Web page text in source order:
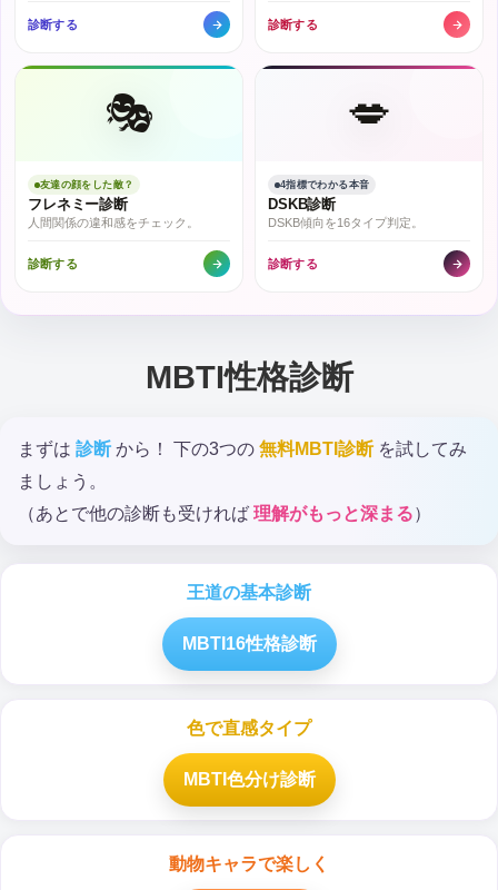
診断する 診断する
🎭
友達の顔をした敵？
フレネミー診断
人間関係の違和感をチェック。
診断する
💋
4指標でわかる本音
DSKB診断
DSKB傾向を16タイプ判定。
診断する
MBTI性格診断
まずは 診断 から！ 下の3つの 無料MBTI診断を試してみ
ましょう。
（あとで他の診断も受ければ 理解がもっと深まる）
王道の基本診断
MBTI16性格診断
色で直感タイプ
MBTI色分け診断
動物キャラで楽しく